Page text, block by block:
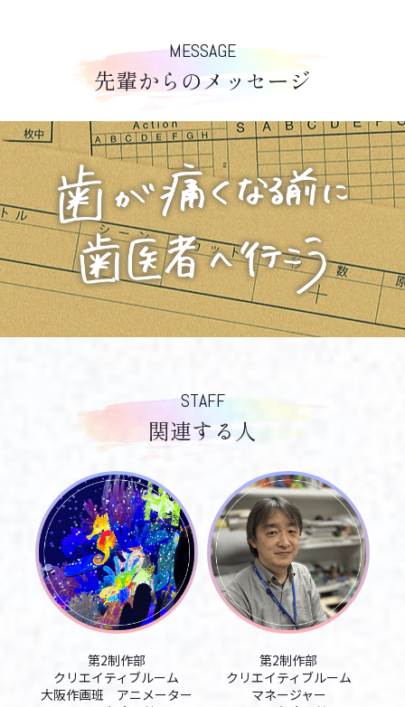
MESSAGE
先輩からのメッセージ
STAFF
関連する人
第2制作部
クリエイティブルーム
大阪作画班 アニメーター
第2制作部
クリエイティブルーム
マネージャー